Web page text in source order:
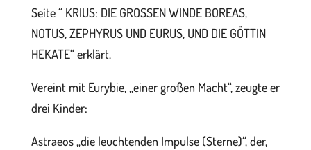
Seite “ KRIUS: DIE GROSSEN WINDE BOREAS,
NOTUS, ZEPHYRUS UND EURUS, UND DIE GÖTTIN
HEKATE“ erklärt.
Vereint mit Eurybie, „einer großen Macht“, zeugte er
drei Kinder:
Astraeos „die leuchtenden Impulse (Sterne)“, der,